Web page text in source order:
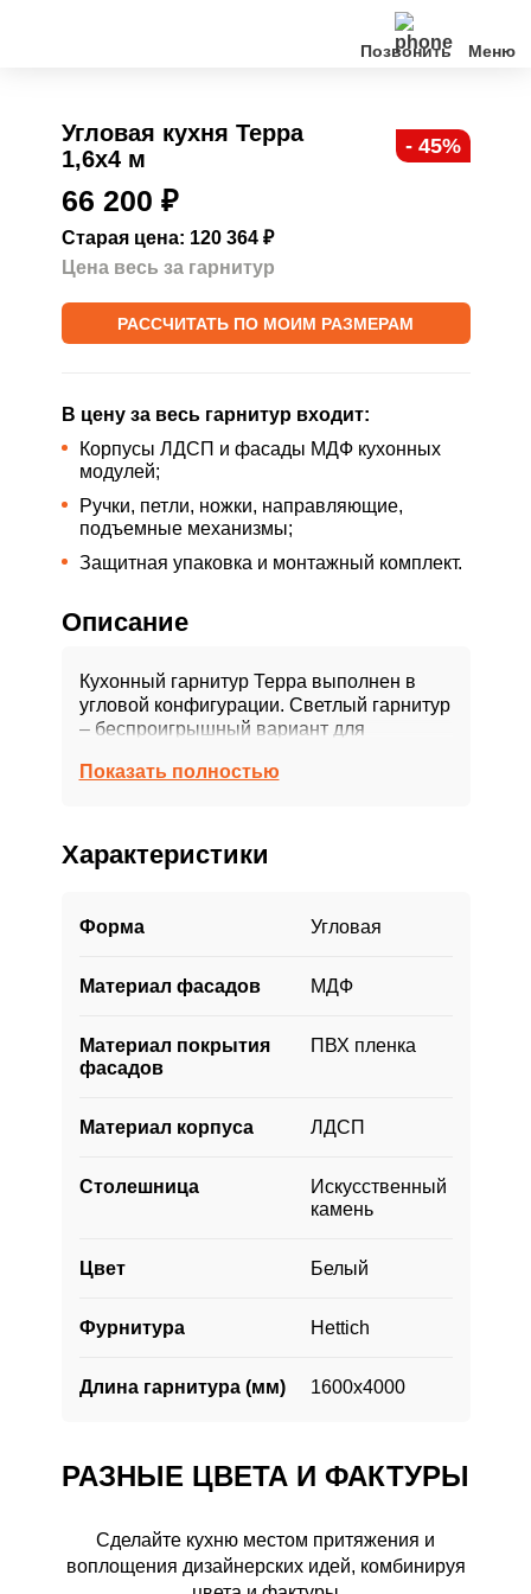
Позвонить
Клиентам
О нас
Акции
Угловая кухня Терра
1,6х4 м
- 45%
66 200 ₽
Старая цена: 120 364 ₽
Цена весь за гарнитур
РАССЧИТАТЬ ПО МОИМ РАЗМЕРАМ
В цену за весь гарнитур входит:
Корпусы ЛДСП и фасады МДФ кухонных
модулей;
Ручки, петли, ножки, направляющие,
подъемные механизмы;
Защитная упаковка и монтажный комплект.
Описание
Кухонный гарнитур Терра выполнен в
угловой конфигурации. Светлый гарнитур
– беспроигрышный вариант для
эффектно выглядит черная
фасады и деревянная столешница.
Нежная цветовая гамма привнесет уют в
Чтобы придать кухне дополнительного
фрезеровке фасадов и стильным ручкам.
качественные материалы и технологии,
благодаря чему кухня выглядит актуально
и обладает высоким уровнем прочности и
Показать полностью
Характеристики
Форма Угловая
Материал фасадов МДФ
Материал покрытия
фасадов
ПВХ пленка
Материал корпуса ЛДСП
Столешница
Искусственный
камень
Цвет Белый
Фурнитура Hettich
Длина гарнитура (мм) 1600х4000
РАЗНЫЕ ЦВЕТА И ФАКТУРЫ
Сделайте кухню местом притяжения и
воплощения дизайнерских идей, комбинируя
РАЗНЫЕ ЦВЕТА И ФАКТУРЫ